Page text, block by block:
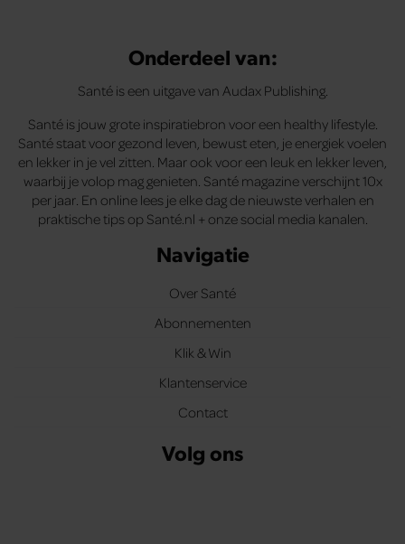
Onderdeel van:
Santé is een uitgave van Audax Publishing.
Santé is jouw grote inspiratiebron voor een healthy lifestyle.
Santé staat voor gezond leven, bewust eten, je energiek voelen
en lekker in je vel zitten. Maar ook voor een leuk en lekker leven,
waarbij je volop mag genieten. Santé magazine verschijnt 10x
per jaar. En online lees je elke dag de nieuwste verhalen en
praktische tips op Santé.nl + onze social media kanalen.
Navigatie
Over Santé
Abonnementen
Klik & Win
Klantenservice
Contact
Volg ons